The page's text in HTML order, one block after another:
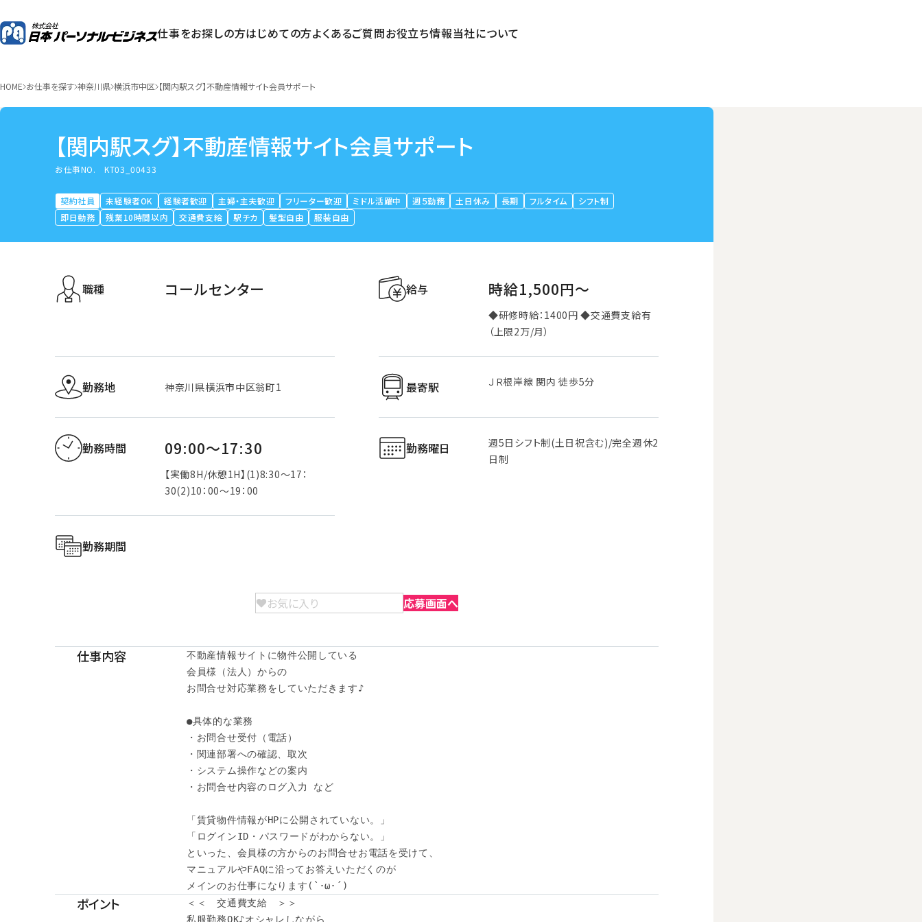
仕事をお探しの方はじめての方よくあるご質問お役立ち情報当社について
HOME お仕事を探す 神奈川県 横浜市中区 【関内駅スグ】不動産情報サイト会員サポート
【関内駅スグ】不動産情報サイト会員サポート
お仕事NO.KT03_00433
契約社員 未経験者OK 経験者歓迎 主婦・主夫歓迎 フリーター歓迎 ミドル活躍中 週５勤務 土日休み 長期 フルタイム
シフト制
即日勤務
残業10時間以内 交通費支給 駅チカ 髪型自由 服装自由
職種 コールセンター 給与 時給1,500円〜
◆研修時給：1400円 ◆交通費支給有
（上限2万/月）
勤務地 神奈川県横浜市中区翁町1 最寄駅 ＪＲ根岸線 関内 徒歩5分
勤務時間 09:00～17:30
【実働8H/休憩1H】(1)8:30～17：
30(2)10：00～19：00
勤務曜日
週5日シフト制(土日祝含む)/完全週休2
日制
勤務期間
お気に入り 応募画面へ
仕事内容
不動産情報サイトに物件公開している
会員様（法人）からの
お問合せ対応業務をしていただきます♪
●具体的な業務
・お問合せ受付（電話）
・関連部署への確認、取次
・システム操作などの案内
・お問合せ内容のログ入力 など
「賃貸物件情報がHPに公開されていない。」
「ログインID・パスワードがわからない。」
といった、会員様の方からのお問合せお電話を受けて、
マニュアルやFAQに沿ってお答えいただくのが
メインのお仕事になります(`･ω･´)
ポイント
＜＜　交通費支給　＞＞
私服勤務OK♪オシャレしながら